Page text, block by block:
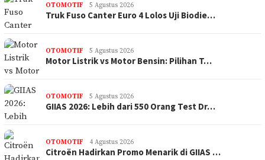
OTOMOTIF 5 Agustus 2026
Truk Fuso Canter Euro 4 Lolos Uji Biodie…
OTOMOTIF 5 Agustus 2026
Motor Listrik vs Motor Bensin: Pilihan T…
OTOMOTIF 5 Agustus 2026
GIIAS 2026: Lebih dari 550 Orang Test Dr…
OTOMOTIF 4 Agustus 2026
Citroën Hadirkan Promo Menarik di GIIAS …